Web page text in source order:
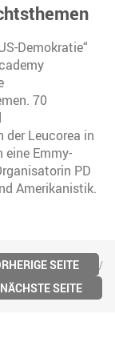
Demokratie“
70
der Leucorea in
eine Emmy-
PD
Amerikanistik.
SEITE
NÄCHSTE SEITE